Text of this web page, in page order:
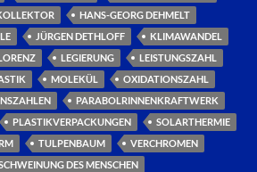
HANS-GEORG DEHMELT
JÜRGEN DETHLOFF
KLIMAWANDEL
LEGIERUNG
LEISTUNGSZAHL
MOLEKÜL
OXIDATIONSZAHL
PARABOLRINNENKRAFTWERK
PLASTIKVERPACKUNGEN
SOLARTHERMIE
TULPENBAUM
VERCHROMEN
DES MENSCHEN